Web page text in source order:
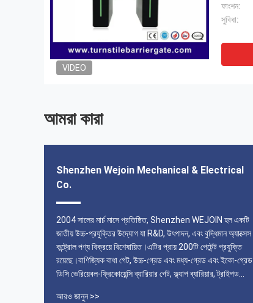
VIDEO
ফাংশন:
সুবিধা:
আমরা কারা
Shenzhen Wejoin Mechanical & Electrical
Co.
2004 সালের মার্চ মাসে প্রতিষ্ঠিত, Shenzhen WEJOIN হল একটি
জাতীয় উচ্চ-প্রযুক্তির উদ্যোগ যা R&D, উৎপাদন, এবং বুদ্ধিমান অ্যাক্সেস
কন্ট্রোল পণ্য বিক্রয়ে বিশেষায়িত।এটির প্রায় 200টি পেটেন্ট প্রযুক্তি
রয়েছে।বাণিজ্যিক বাধা গেট, উচ্চ-গ্রেড এবং মধ্য-গ্রেড এবং ইকো-গ্রেড
ডিসি ভেরিয়েবল-ফ্রিকোয়েন্সি ব্যারিয়ার গেট, ফ্ল্যাপ ব্যারিয়ার, ট্রাইপড
আরও জানুন >>
------ ডেভিড ওয়াচির